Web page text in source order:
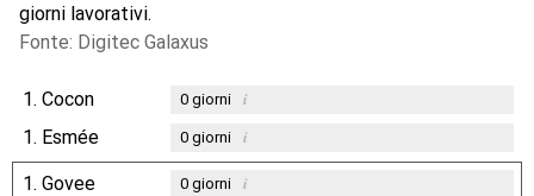
giorni lavorativi.
Fonte: Digitec Galaxus
1. Cocon 0giorni i
1. Esmée 0giorni i
1. Govee 0giorni i